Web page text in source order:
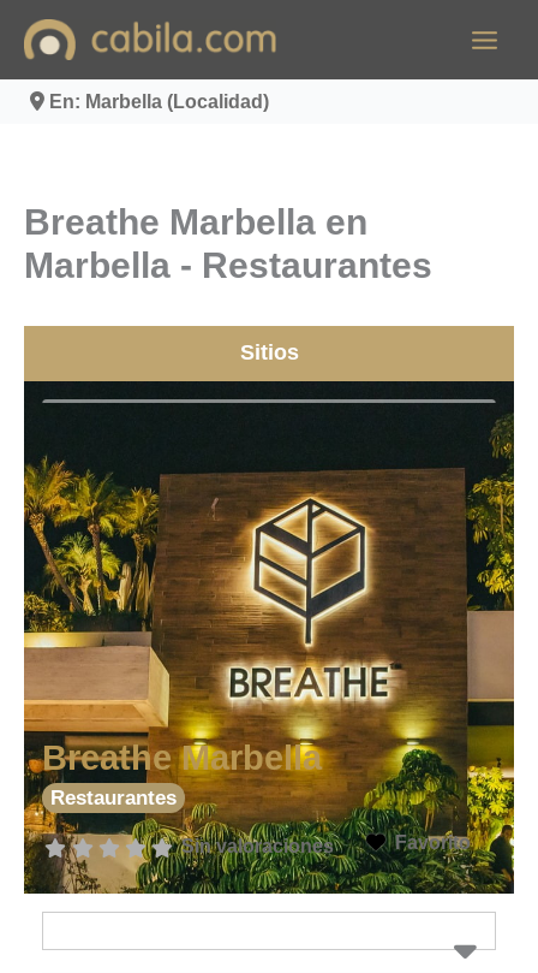
contenido
En: Marbella (Localidad)
Breathe Marbella en
Marbella - Restaurantes
Sitios
Breathe Marbella
Restaurantes
Sin valoraciones Favorito